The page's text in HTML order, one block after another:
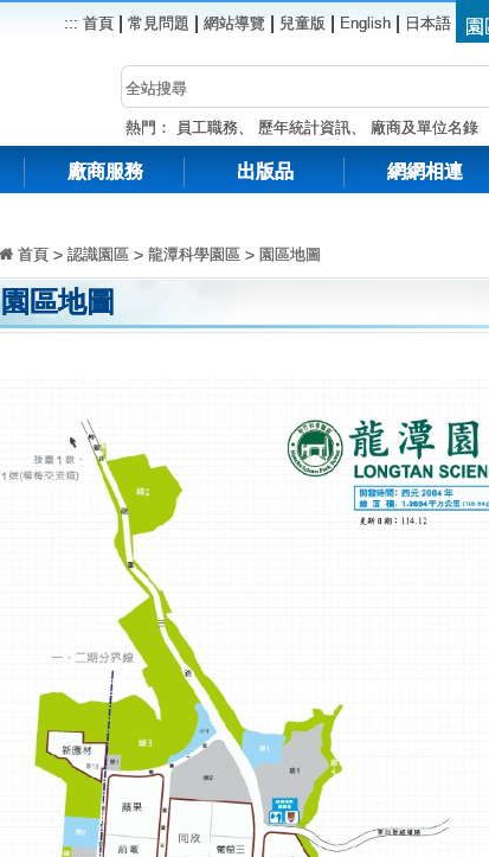
::: 首頁 常見問題 網站導覽 兒童版 English 日本語
熱門： 員工職務、 歷年統計資訊、 廠商及單位名錄
廠商服務 出版品 網網相連
首頁 > 認識園區 > 龍潭科學園區 > 園區地圖
園區地圖